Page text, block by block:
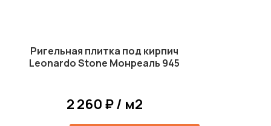
Ригельная плитка под кирпич
Leonardo Stone Монреаль 945
2 260 ₽ / м2